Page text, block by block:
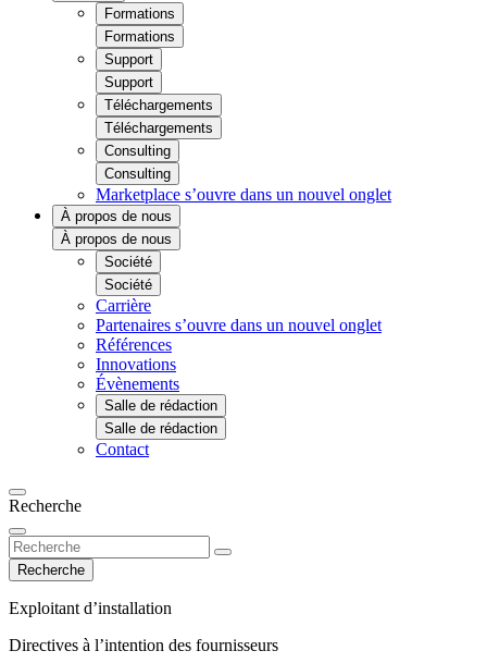
Formations
Formations
Support
Support
Téléchargements
Téléchargements
Consulting
Consulting
Marketplace s’ouvre dans un nouvel onglet
À propos de nous
À propos de nous
Société
Société
Carrière
Partenaires s’ouvre dans un nouvel onglet
Références
Innovations
Évènements
Salle de rédaction
Salle de rédaction
Contact
Recherche
Recherche
Exploitant d’installation
Directives à l’intention des fournisseurs